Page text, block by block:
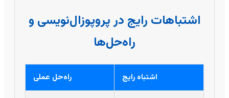
اشتباهات رایج در پروپوزال‌نویسی و
راه‌حل‌ها
اشتباه رایج راه‌حل عملی